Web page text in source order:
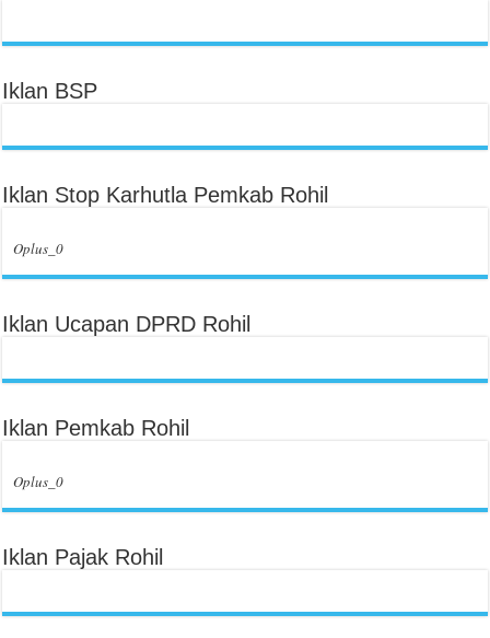
Iklan BSP
Iklan Stop Karhutla Pemkab Rohil
Oplus_0
Iklan Ucapan DPRD Rohil
Iklan Pemkab Rohil
Oplus_0
Iklan Pajak Rohil